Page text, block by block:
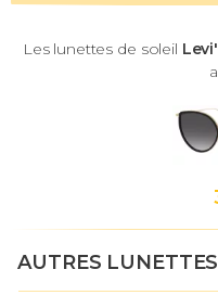
Les lunettes de soleil
AUTRES LUNETTES